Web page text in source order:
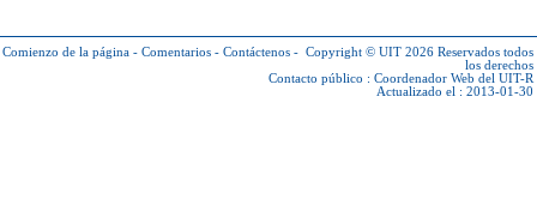
Comienzo de la página - Comentarios - Contáctenos - Copyright © UIT 2026 Reservados todos
los derechos
Contacto público : Coordenador Web del UIT-R
Actualizado el : 2013-01-30